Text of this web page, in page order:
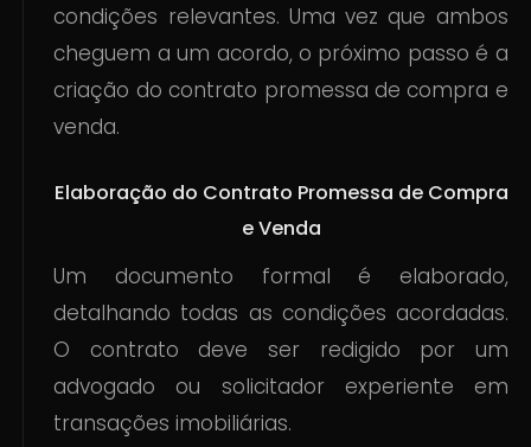
condições relevantes. Uma vez que ambos
cheguem a um acordo, o próximo passo é a
criação do contrato promessa de compra e
venda.
Elaboração do Contrato Promessa de Compra
e Venda
Um documento formal é elaborado,
detalhando todas as condições acordadas.
O contrato deve ser redigido por um
advogado ou solicitador experiente em
transações imobiliárias.